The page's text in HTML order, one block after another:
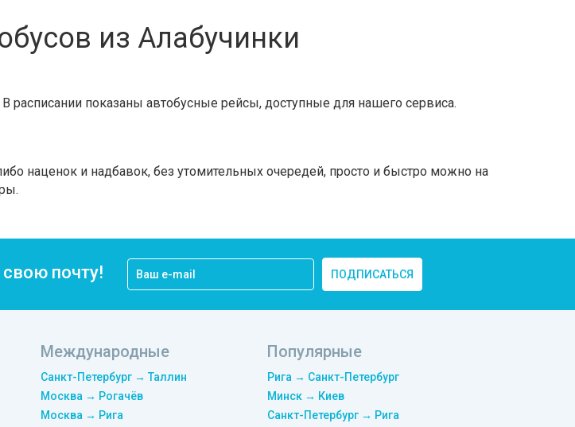
из Алабучинки
показаны автобусные рейсы, доступные для нашего сервиса.
наценок и надбавок, без утомительных очередей, просто и быстро можно на
почту! ПОДПИСАТЬСЯ
Международные
Санкт-Петербург → Таллин
Москва → Рогачёв
Москва → Рига
Популярные
Рига → Санкт-Петербург
Минск → Киев
Санкт-Петербург → Рига